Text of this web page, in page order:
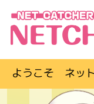
ようこそ ネッ